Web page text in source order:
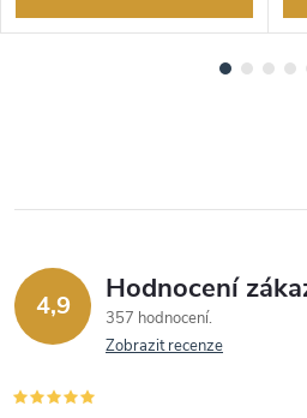
4,9 Hodnocení
357 hodnocení
Zobrazit recenze